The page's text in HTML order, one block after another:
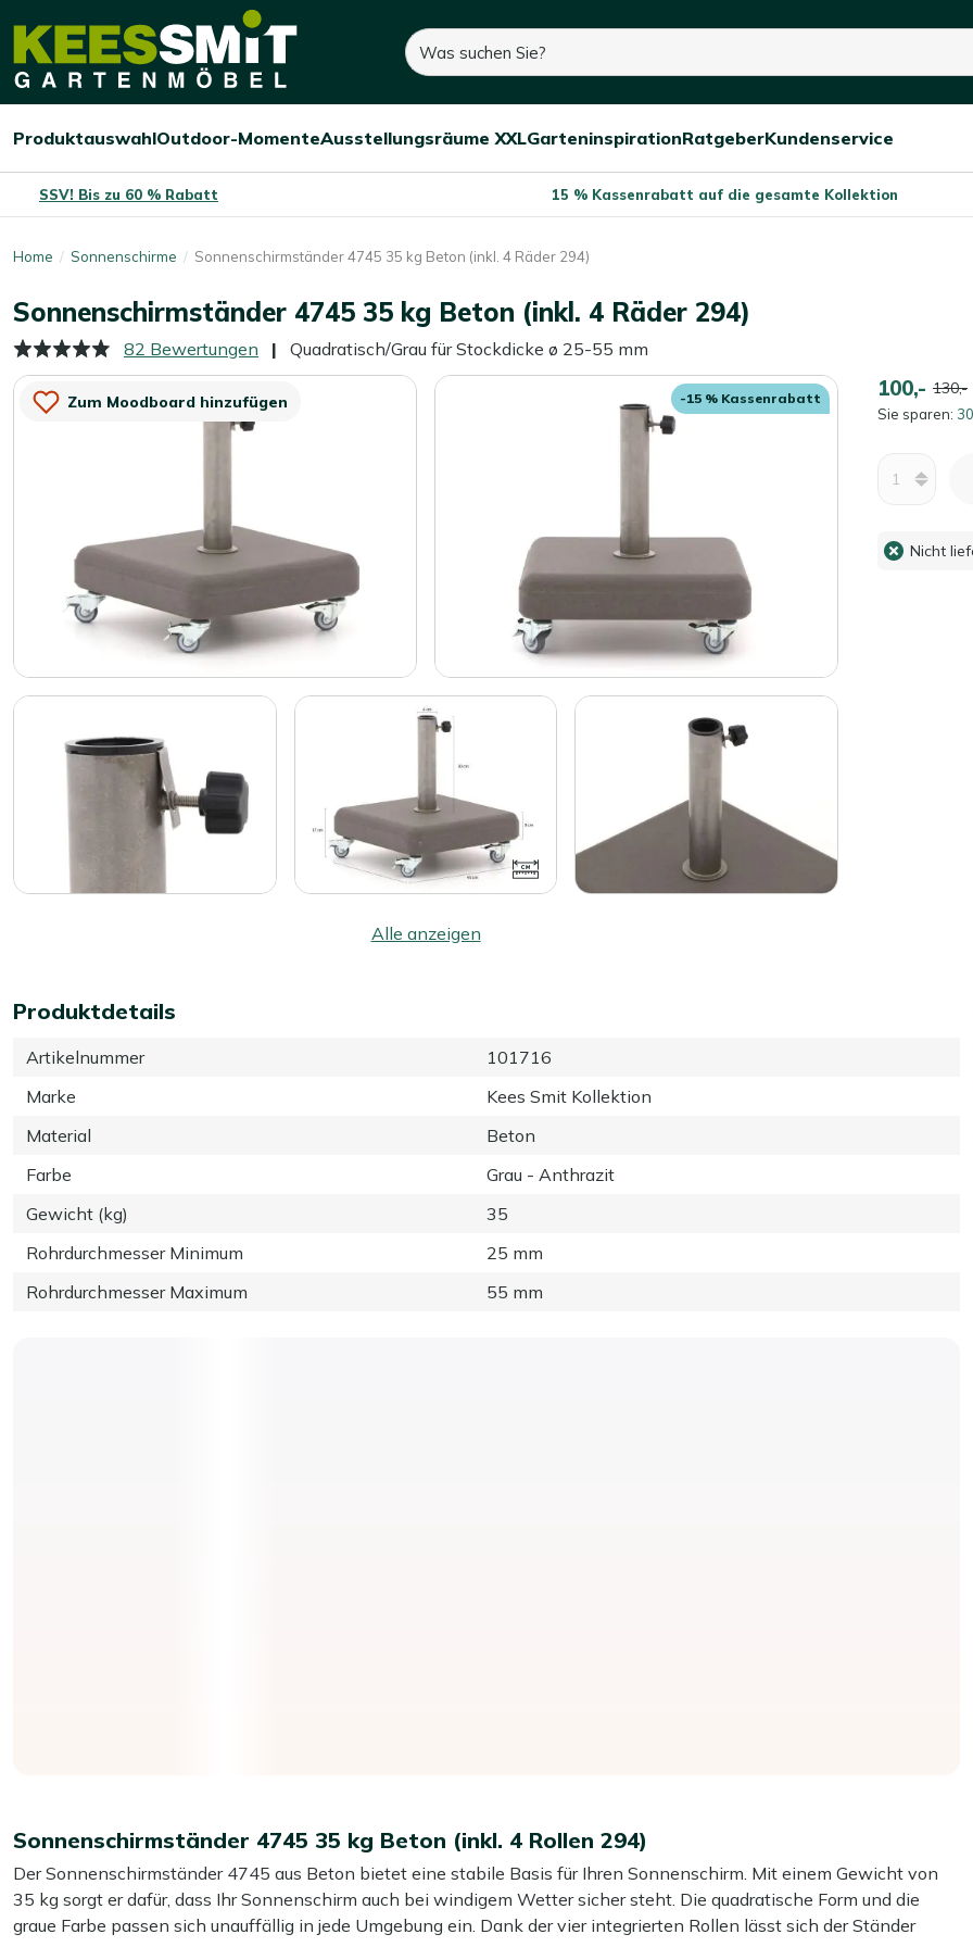
Kees
Suchen
Menü
Produktauswahl
Menü
Outdoor-Momente
Menü
Ausstellungsräume XXL
Menü
Garteninspiration
Menü
Ratgeber
Menü
Kundenservice
SSV! Bis zu 60 % Rabatt 15 % Kassenrabatt auf die gesamte Kollektion
Home Sonnenschirme Sonnenschirmständer 4745 35 kg Beton (inkl. 4 Räder 294)
Sonnenschirmständer 4745 35 kg Beton (inkl. 4 Räder 294)
Quadratisch/Grau für Stockdicke ø 25-55 mm
82 Bewertungen
Zum Moodboard hinzufügen -15 % Kassenrabatt
Alle anzeigen
100,- 130,-
Sie sparen:
100,- 130,-
Sie sparen:30,- (-23%)
Dieses Produkt ist nicht mehr auf Lager
Nicht
Produktdetails
Artikelnummer
101716
Marke
Kees Smit Kollektion
Material
Beton
Farbe
Grau - Anthrazit
Gewicht (kg)
35
Rohrdurchmesser Minimum
25 mm
Rohrdurchmesser Maximum
55 mm
Sonnenschirmständer 4745 35 kg Beton (inkl. 4 Rollen 294)
Der Sonnenschirmständer 4745 aus Beton bietet eine stabile Basis für Ihren Sonnenschirm. Mit einem Gewicht von
35 kg sorgt er dafür, dass Ihr Sonnenschirm auch bei windigem Wetter sicher steht. Die quadratische Form und die
graue Farbe passen sich unauffällig in jede Umgebung ein. Dank der vier integrierten Rollen lässt sich der Ständer